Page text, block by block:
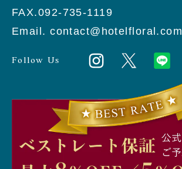
FAX.092-735-1119
Email. contact@hotelfloral.com
Follow Us